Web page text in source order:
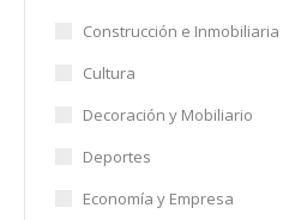
Construcción e Inmobiliaria
Cultura
Decoración y Mobiliario
Deportes
Economía y Empresa